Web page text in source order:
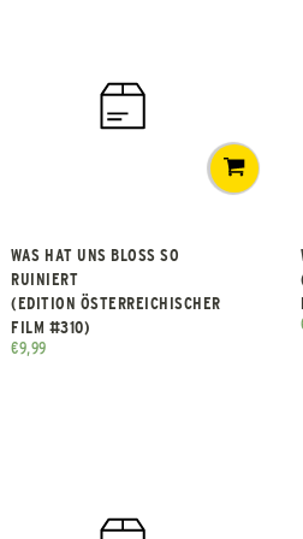
WAS HAT UNS BLOSS SO
RUINIERT
(EDITION ÖSTERREICHISCHER
FILM #310)
€9,99